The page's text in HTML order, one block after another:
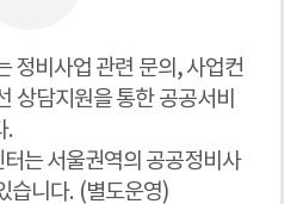
정비사업 관련 문의, 사업컨
상담지원을 통한 공공서비
.
는 서울권역의 공공정비사
습니다. (별도운영)